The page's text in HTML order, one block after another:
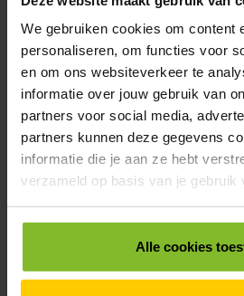
We gebruiken cookies om content
personaliseren, om functies voor
en om ons websiteverkeer te
informatie over jouw gebruik van
partners voor social media,
partners kunnen deze gegevens
informatie die je aan ze hebt
verzameld op basis van je gebruik
Alle cookies
1
€135,00
8502425 €0,00
HACONA SET SEALING WIRE TYPE C 420
1
8502621 €0,00
HACONA WERKTAFEL VOOR TYPE C 620 +
1